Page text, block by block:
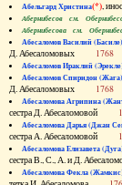
Абельгард Христина(*),
Абернибесов см.
Абернибесова см.
Абесаломов Василий (Басиле)
Д. Абесаломовых 1768
Абесаломов Ираклий
Абесаломов Спиридон (Жага)
Д. Абесаломовых 1768
Абесаломова Агрипина
сестра Д. Абесаломовой
Абесаломова Дарья (Джан
сестра А. Абесаломовой
Абесаломова Елизавета
сестра В., С., А. и Д.
Абесаломова Фекла